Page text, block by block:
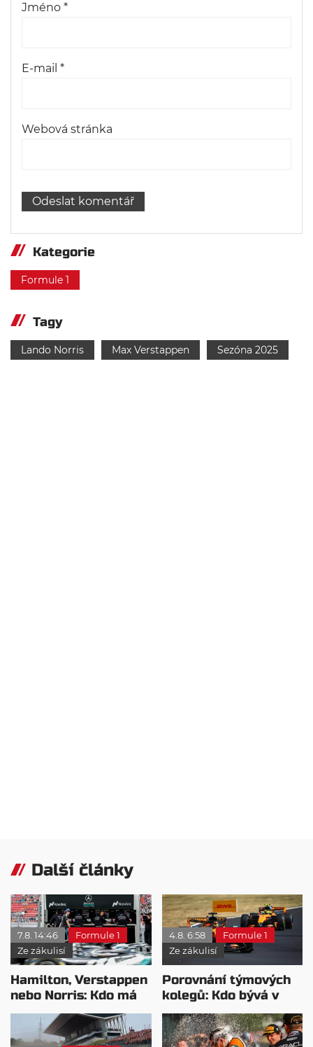
Jméno *
E-mail *
Webová stránka
Kategorie
Formule 1
Tagy
Lando Norris Max Verstappen Sezóna 2025
Další články
7.8. 14:46
Formule 1
Ze zákulisí
Hamilton, Verstappen
nebo Norris: Kdo má
nejvyšší plat?
4.8. 6:58
Formule 1
Ze zákulisí
Porovnání týmových
kolegů: Kdo bývá v
sobotu nejrychlejší?